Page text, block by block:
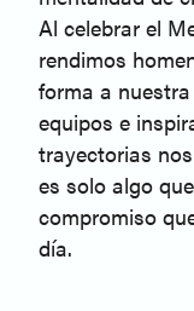
Al celebrar el
rendimos
forma a
equipos e
trayectorias
es solo algo
compromiso
día.